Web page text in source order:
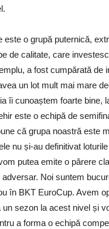
este o grupă puternică,
de calitate, care
a fost cumpărată de
un lot mult mai mare
îi cunoaștem foarte bine,
este o echipă de
că grupa noastră este
nu și-au definitivat
putea emite o părere
Noi suntem
în BKT EuroCup. Avem
sezon la acest nivel și
a forma o echipă